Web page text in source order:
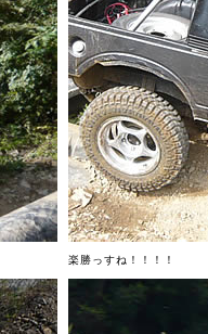
楽勝っすね！！！！